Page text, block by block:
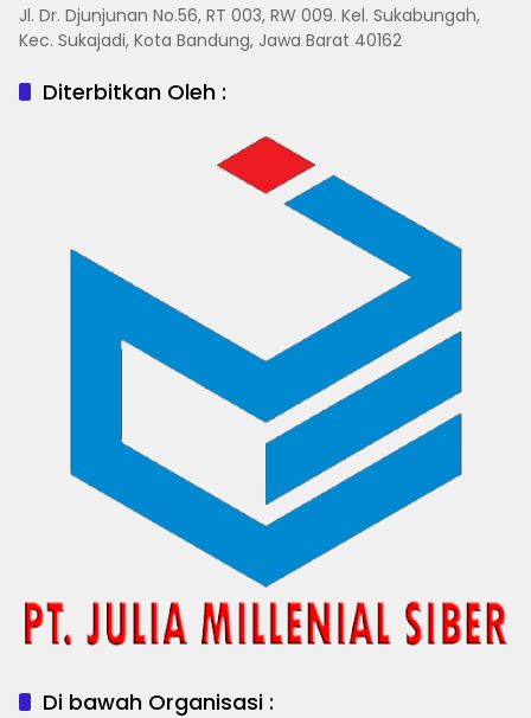
Jl. Dr. Djunjunan No.56, RT 003, RW 009. Kel. Sukabungah,
Kec. Sukajadi, Kota Bandung, Jawa Barat 40162
Diterbitkan Oleh :
Di bawah Organisasi :